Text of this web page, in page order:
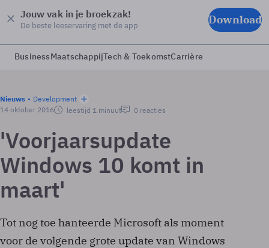
Jouw vak in je broekzak!
De beste leeservaring met de app Download
BusinessMaatschappijTech & ToekomstCarrière
Nieuws
Development
14 oktober 2016
leestijd 1 minuut 0 reacties
'Voorjaarsupdate
Windows 10 komt in
maart'
Tot nog toe hanteerde Microsoft als moment
voor de volgende grote update van Windows